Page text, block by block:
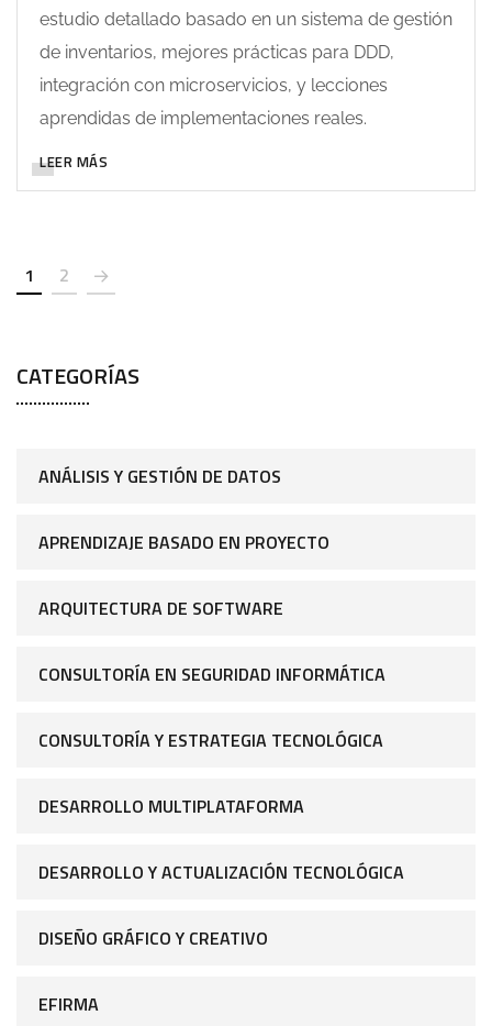
estudio detallado basado en un sistema de gestión
de inventarios, mejores prácticas para DDD,
integración con microservicios, y lecciones
aprendidas de implementaciones reales.
LEER MÁS
1 2
CATEGORÍAS
ANÁLISIS Y GESTIÓN DE DATOS
APRENDIZAJE BASADO EN PROYECTO
ARQUITECTURA DE SOFTWARE
CONSULTORÍA EN SEGURIDAD INFORMÁTICA
CONSULTORÍA Y ESTRATEGIA TECNOLÓGICA
DESARROLLO MULTIPLATAFORMA
DESARROLLO Y ACTUALIZACIÓN TECNOLÓGICA
DISEÑO GRÁFICO Y CREATIVO
EFIRMA